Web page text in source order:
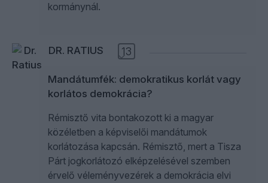
kormánynál.
DR. RATIUS 13
Mandátumfék: demokratikus korlát vagy
korlátos demokrácia?
Rémisztő vita bontakozott ki a magyar
közéletben a képviselői mandátumok
korlátozása kapcsán. Rémisztő, mert a Tisza
Párt jogkorlátozó elképzelésével szemben
érvelő véleményvezérek a demokrácia elvi